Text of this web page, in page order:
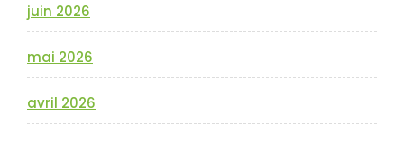
juin 2026
mai 2026
avril 2026